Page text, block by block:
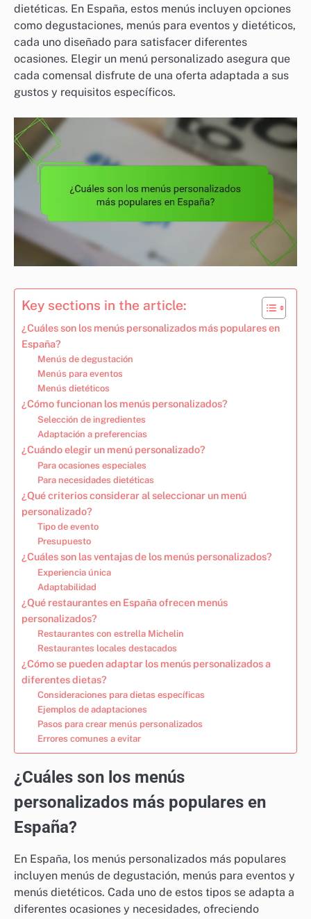
dietéticas. En España, estos menús incluyen opciones
como degustaciones, menús para eventos y dietéticos,
cada uno diseñado para satisfacer diferentes
ocasiones. Elegir un menú personalizado asegura que
cada comensal disfrute de una oferta adaptada a sus
gustos y requisitos específicos.
Key sections in the article:
¿Cuáles son los menús personalizados más populares en
España?
Menús de degustación
Menús para eventos
Menús dietéticos
¿Cómo funcionan los menús personalizados?
Selección de ingredientes
Adaptación a preferencias
¿Cuándo elegir un menú personalizado?
Para ocasiones especiales
Para necesidades dietéticas
¿Qué criterios considerar al seleccionar un menú
personalizado?
Tipo de evento
Presupuesto
¿Cuáles son las ventajas de los menús personalizados?
Experiencia única
Adaptabilidad
¿Qué restaurantes en España ofrecen menús
personalizados?
Restaurantes con estrella Michelin
Restaurantes locales destacados
¿Cómo se pueden adaptar los menús personalizados a
diferentes dietas?
Consideraciones para dietas específicas
Ejemplos de adaptaciones
Pasos para crear menús personalizados
Errores comunes a evitar
¿Cuáles son los menús
personalizados más populares en
España?
En España, los menús personalizados más populares
incluyen menús de degustación, menús para eventos y
menús dietéticos. Cada uno de estos tipos se adapta a
diferentes ocasiones y necesidades, ofreciendo